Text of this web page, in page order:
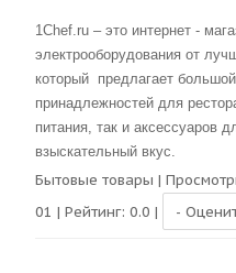
1Chef.ru – это интернет -
электрооборудования от
который предлагает
принадлежностей для
питания, так и аксессуаров
взыскательный вкус.
Бытовые товары |
01 | Рейтинг: 0.0 |